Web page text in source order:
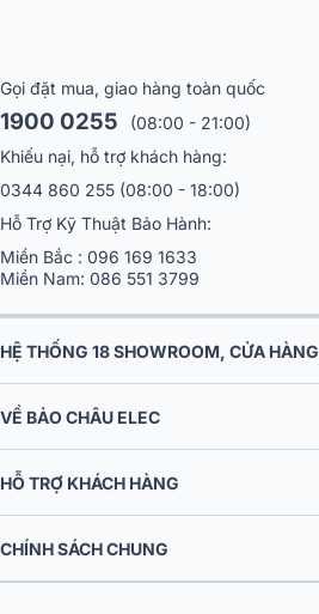
Gọi đặt mua, giao hàng toàn quốc
1900 0255
(08:00 - 21:00)
Khiếu nại, hỗ trợ khách hàng:
0344 860 255 (08:00 - 18:00)
Hỗ Trợ Kỹ Thuật Bảo Hành:
Miền Bắc : 096 169 1633
Miền Nam: 086 551 3799
HỆ THỐNG 18 SHOWROOM, CỬA
VỀ BẢO CHÂU ELEC
HỖ TRỢ KHÁCH HÀNG
CHÍNH SÁCH CHUNG